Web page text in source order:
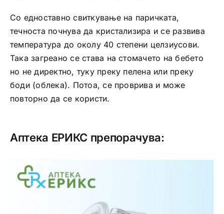
Со едноставно свиткување на паричката,
течноста почнува да кристализира и се развива
температура до околу 40 степени целзиусови.
Така загреано се става на стомачето на бебето
но не директно, туку преку пелена или преку
боди (облека). Потоа, се проврива и може
повторно да се користи.
Аптека ЕРИКС препорачува: